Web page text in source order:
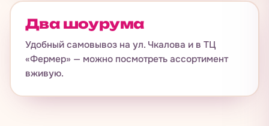
Два шоурума
Удобный самовывоз на ул. Чкалова и в ТЦ
«Фермер» — можно посмотреть ассортимент
вживую.